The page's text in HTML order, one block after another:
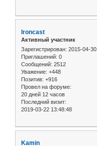
Ironcast
Активный участник
Зарегистрирован: 2015-04-30
Приглашений: 0
Сообщений: 2512
Уважение: +448
Позитив: +916
Провел на форуме:
20 дней 12 часов
Последний визит:
2019-03-22 13:48:48
Kamin